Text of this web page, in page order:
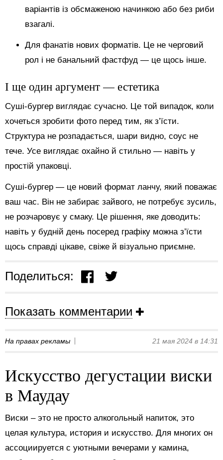
варіантів із обсмаженою начинкою або без риби
взагалі.
Для фанатів нових форматів. Це не черговий
рол і не банальний фастфуд — це щось інше.
І ще один аргумент — естетика
Суші-бургер виглядає сучасно. Це той випадок, коли
хочеться зробити фото перед тим, як з’їсти.
Структура не розпадається, шари видно, соус не
тече. Усе виглядає охайно й стильно — навіть у
простій упаковці.
Суші-бургер — це новий формат ланчу, який поважає
ваш час. Він не забирає зайвого, не потребує зусиль,
не розчаровує у смаку. Це рішення, яке доводить:
навіть у будній день посеред графіку можна з’їсти
щось справді цікаве, свіже й візуально приємне.
Поделиться:
Показать комментарии
На правах рекламы 21 мая 2024 в 14:31
Искусство дегустации виски
в Маудау
Виски – это не просто алкогольный напиток, это
целая культура, история и искусство. Для многих он
ассоциируется с уютными вечерами у камина,